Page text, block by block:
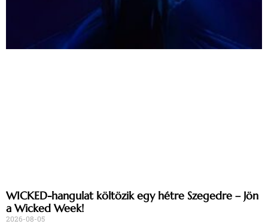
WICKED-hangulat költözik egy hétre Szegedre – Jön
a Wicked Week!
2026-08-05